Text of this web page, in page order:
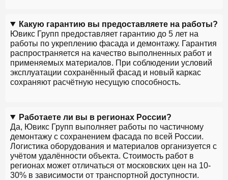
Какую гарантию вы предоставляете на работы?
Ювикс Групп предоставляет гарантию до 5 лет на
работы по укреплению фасада и демонтажу. Гарантия
распространяется на качество выполненных работ и
применяемых материалов. При соблюдении условий
эксплуатации сохранённый фасад и новый каркас
сохраняют расчётную несущую способность.
Работаете ли вы в регионах России?
Да, Ювикс Групп выполняет работы по частичному
демонтажу с сохранением фасада по всей России.
Логистика оборудования и материалов организуется с
учётом удалённости объекта. Стоимость работ в
регионах может отличаться от московских цен на 10-
30% в зависимости от транспортной доступности.